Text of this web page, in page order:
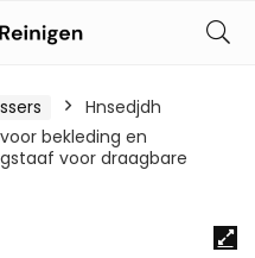
Hnsedjdh
bekleding en
voor draagbare